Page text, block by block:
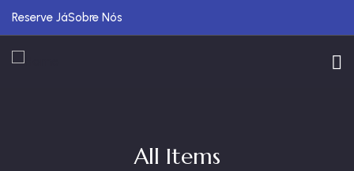
Reserve JáSobre Nós
All Items